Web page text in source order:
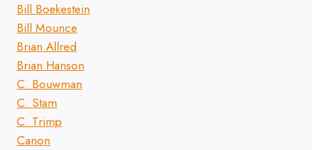
Bill Boekestein
Bill Mounce
Brian Allred
Brian Hanson
C. Bouwman
C. Stam
C. Trimp
Canon